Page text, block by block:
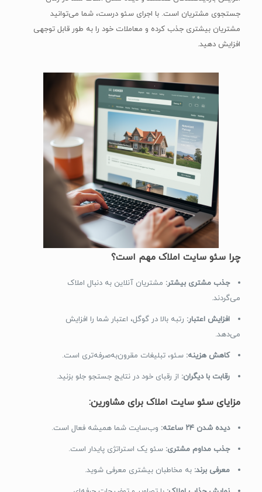
جستجوی مشتریان است. با اجرای سئو درست، شما می‌توانید
مشتریان بیشتری جذب کرده و معاملات خود را به طور قابل توجهی
افزایش دهید.
چرا سئو سایت املاک مهم است؟
جذب مشتری بیشتر: مشتریان آنلاین به دنبال املاک
می‌گردند.
افزایش اعتبار: رتبه بالا در گوگل، اعتبار شما را افزایش
می‌دهد.
کاهش هزینه: سئو، تبلیغات مقرون‌به‌صرفه‌تری است.
رقابت با دیگران: از رقبای خود در نتایج جستجو جلو بزنید.
مزایای سئو سایت املاک برای مشاورین:
دیده شدن ۲۴ ساعته:
وب‌سایت شما همیشه فعال است.
جذب مداوم مشتری: سئو یک استراتژی پایدار است.
معرفی برند: به مخاطبان بیشتری معرفی شوید.